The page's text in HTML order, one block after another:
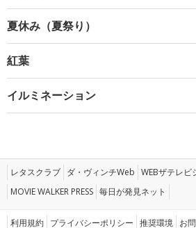
夏休み（夏祭り）
紅葉
イルミネーション
レタスクラブ ダ・ヴィンチWeb WEBザテレビ
MOVIE WALKER PRESS 毎日が発見ネット
利用規約 プライバシーポリシー 推奨環境 お